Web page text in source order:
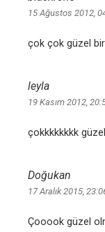
15 Ağustos 2012,
çok çok güzel
leyla
19 Kasım 2012,
çokkkkkkkk
Doğukan
17 Aralık 2015,
Çooook güzel